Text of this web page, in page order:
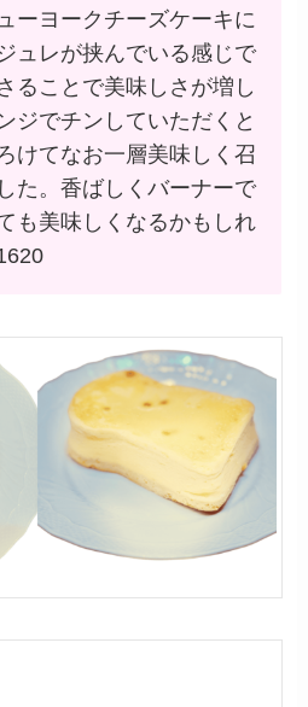
ーヨークチーズケーキに
ュレが挟んでいる感じで
ることで美味しさが増し
ジでチンしていただくと
けてなお一層美味しく召
た。香ばしくバーナーで
も美味しくなるかもしれ